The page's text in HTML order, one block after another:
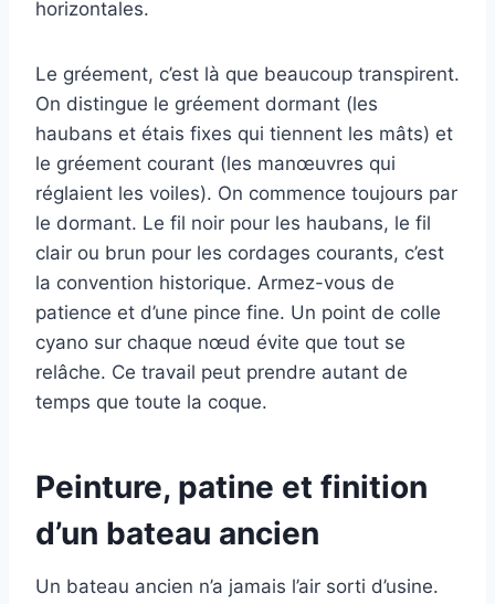
horizontales.
Le gréement, c’est là que beaucoup transpirent.
On distingue le gréement dormant (les
haubans et étais fixes qui tiennent les mâts) et
le gréement courant (les manœuvres qui
réglaient les voiles). On commence toujours par
le dormant. Le fil noir pour les haubans, le fil
clair ou brun pour les cordages courants, c’est
la convention historique. Armez-vous de
patience et d’une pince fine. Un point de colle
cyano sur chaque nœud évite que tout se
relâche. Ce travail peut prendre autant de
temps que toute la coque.
Peinture, patine et finition
d’un bateau ancien
Un bateau ancien n’a jamais l’air sorti d’usine.